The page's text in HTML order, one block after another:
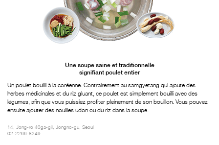
Une soupe saine et traditionnelle
signifiant poulet entier
Un poulet bouilli à la coréenne. Contrairement au samgyetang qui ajoute des
herbes médicinales et du riz gluant, ce poulet est simplement bouilli avec des
légumes, afin que vous puissiez profiter pleinement de son bouillon. Vous pouvez
ensuite ajouter des nouilles udon ou du riz dans la soupe.
14, Jong-ro 40ga-gil, Jongno-gu, Seoul
02-2266-8249